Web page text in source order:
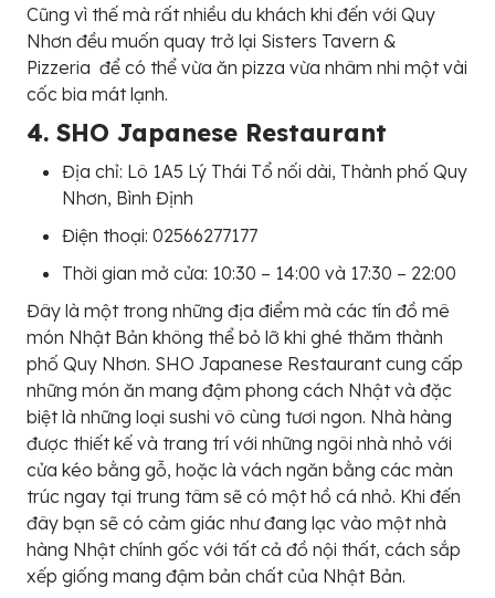
Cũng vì thế mà rất nhiều du khách khi đến với Quy
Nhơn đều muốn quay trở lại Sisters Tavern &
Pizzeria để có thể vừa ăn pizza vừa nhâm nhi một vài
cốc bia mát lạnh.
4. SHO Japanese Restaurant
Địa chỉ: Lô 1A5 Lý Thái Tổ nối dài, Thành phố Quy
Nhơn, Bình Định
Điện thoại: 02566277177
Thời gian mở cửa: 10:30 – 14:00 và 17:30 – 22:00
Đây là một trong những địa điểm mà các tín đồ mê
món Nhật Bản không thể bỏ lỡ khi ghé thăm thành
phố Quy Nhơn. SHO Japanese Restaurant cung cấp
những món ăn mang đậm phong cách Nhật và đặc
biệt là những loại sushi vô cùng tươi ngon. Nhà hàng
được thiết kế và trang trí với những ngôi nhà nhỏ với
cửa kéo bằng gỗ, hoặc là vách ngăn bằng các màn
trúc ngay tại trung tâm sẽ có một hồ cá nhỏ. Khi đến
đây bạn sẽ có cảm giác như đang lạc vào một nhà
hàng Nhật chính gốc với tất cả đồ nội thất, cách sắp
xếp giống mang đậm bản chất của Nhật Bản.